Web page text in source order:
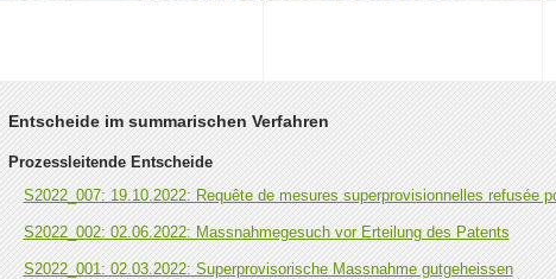
Entscheide im summarischen Verfahren
Prozessleitende Entscheide
S2022_007: 19.10.2022: Requête de mesures superprovisionnelles refusée
S2022_002: 02.06.2022: Massnahmegesuch vor Erteilung des Patents
S2022_001: 02.03.2022: Superprovisorische Massnahme gutgeheissen